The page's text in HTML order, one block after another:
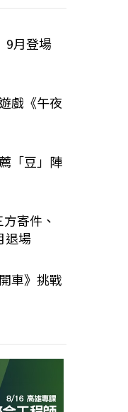
9月登場
戲《午夜
「豆」陣
寄件、
退場
車》挑戰